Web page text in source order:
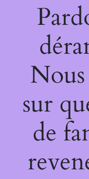
sur
de